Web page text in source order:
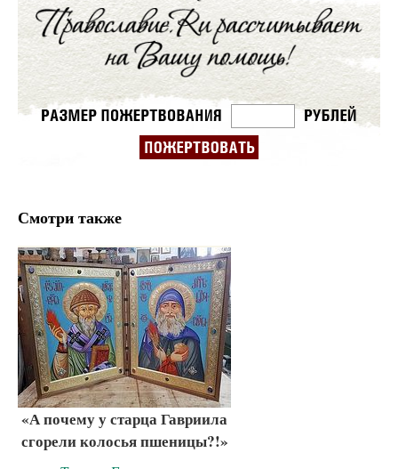
Смотри также
«А почему у старца Гавриила
сгорели колосья пшеницы?!»